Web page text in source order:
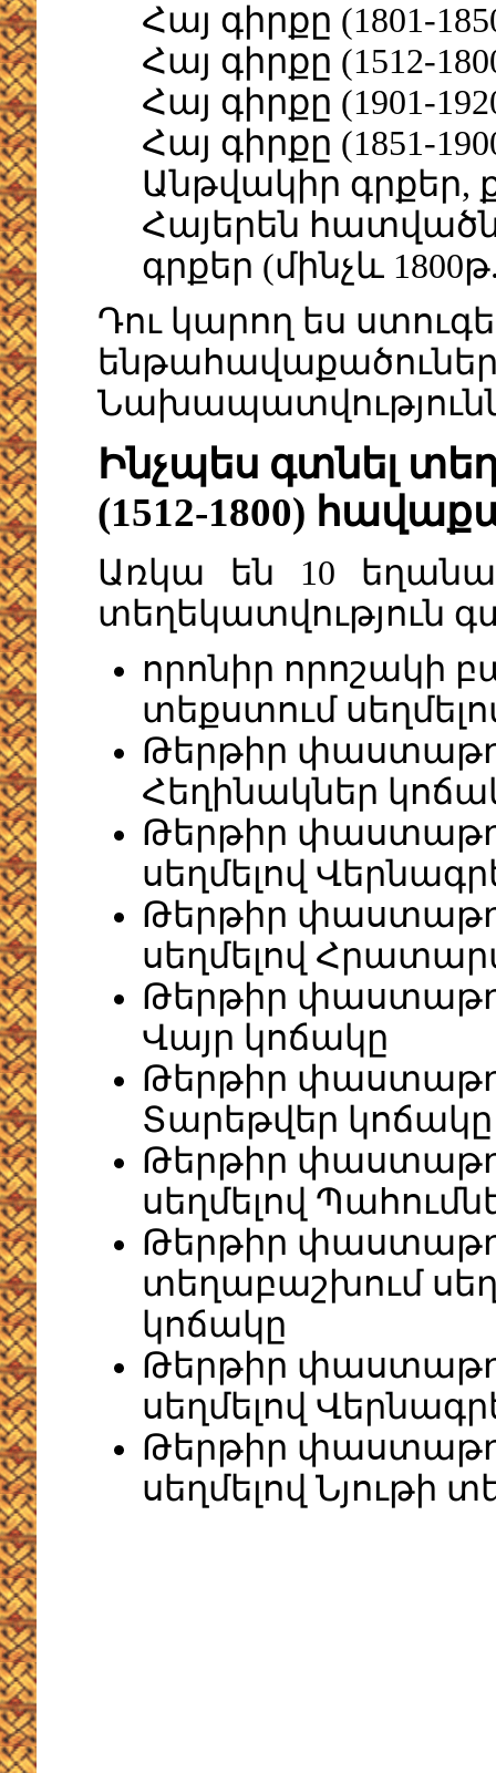
Հայ գիրքը (1801-
Հայ գիրքը (1512-
Հայ գիրքը (1901-
Հայ գիրքը (1851-
Անթվակիր գրքեր,
Հայերեն
գրքեր (մինչև
Դու կարող ես
Ինչպես գտնել
(1512-1800)
Առկա են 10
տեղեկատվություն
որոնիր որոշակի
տեքստում
Թերթիր
Հեղինակներ
Թերթիր
սեղմելով
Թերթիր
սեղմելով
Թերթիր
Վայր կոճակը
Թերթիր
Տարեթվեր կոճակը
Թերթիր
սեղմելով
Թերթիր
տեղաբաշխում
կոճակը
Թերթիր
սեղմելով
Թերթիր
սեղմելով Նյութի